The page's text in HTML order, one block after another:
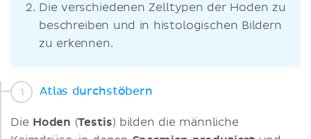
Die verschiedenen Zelltypen der Hoden zu
beschreiben und in histologischen Bildern
zu erkennen.
Atlas durchstöbern
Die Hoden (Testis) bilden die männliche